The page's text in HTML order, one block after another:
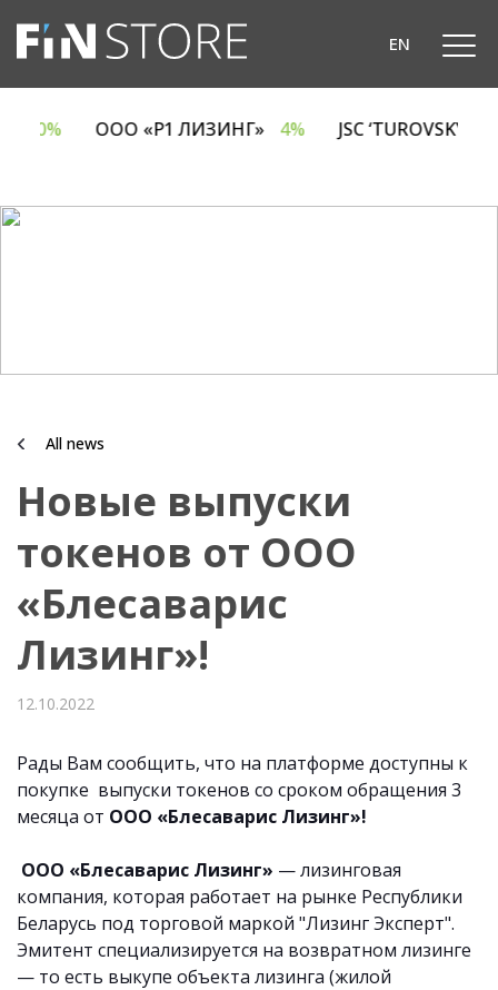
EN
6.70% ООО «Р1 ЛИЗИНГ» 4% JSC ‘TUROVSKY
All news
Новые выпуски
токенов от ООО
«Блесаварис
Лизинг»!
12.10.2022
Рады Вам сообщить, что на платформе доступны к
покупке выпуски токенов со сроком обращения 3
месяца от ООО «Блесаварис Лизинг»!
ООО «Блесаварис Лизинг» — лизинговая
компания, которая работает на рынке Республики
Беларусь под торговой маркой "Лизинг Эксперт".
Эмитент специализируется на возвратном лизинге
— то есть выкупе объекта лизинга (жилой